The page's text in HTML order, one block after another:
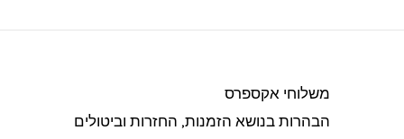
משלוחי אקספרס
הבהרות בנושא הזמנות, החזרות וביטולים​